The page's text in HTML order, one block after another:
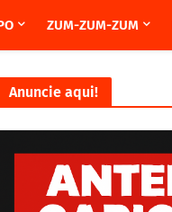
ZUM-ZUM-ZUM
Anuncie aqui!